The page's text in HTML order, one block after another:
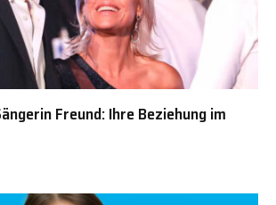
Freund: Ihre Beziehung im